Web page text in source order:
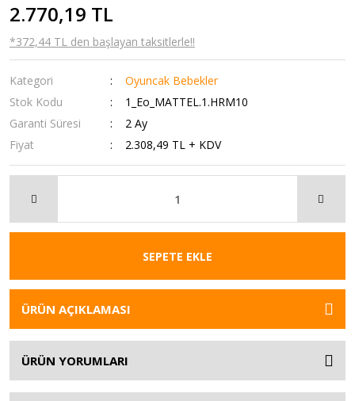
2.770,19 TL
*372,44 TL den başlayan taksitlerle!!
Kategori
Oyuncak Bebekler
Stok Kodu
1_Eo_MATTEL.1.HRM10
Garanti Süresi
2 Ay
Fiyat
2.308,49 TL + KDV
SEPETE EKLE
ÜRÜN AÇIKLAMASI
ÜRÜN YORUMLARI